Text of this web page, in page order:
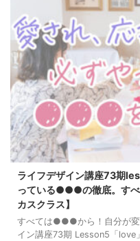
ライフデザイン講座73期
っている●●●の徹底。すべ
カスクラス】
すべては●●●から！自分が変
イン講座73期 Lesson5「